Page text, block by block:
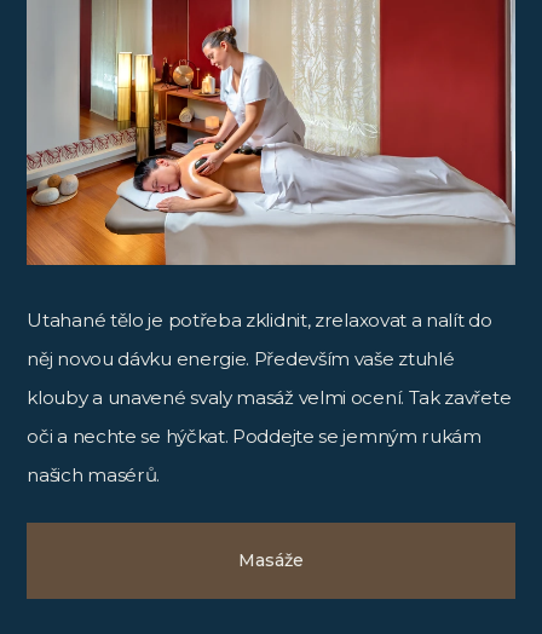
Utahané tělo je potřeba zklidnit, zrelaxovat a nalít do
něj novou dávku energie. Především vaše ztuhlé
klouby a unavené svaly masáž velmi ocení. Tak zavřete
oči a nechte se hýčkat. Poddejte se jemným rukám
našich masérů.
Masáže